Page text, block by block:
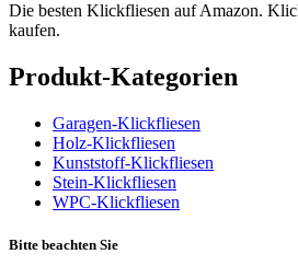
Die besten Klickfliesen auf Amazon.
kaufen.
Produkt-Kategorien
Garagen-Klickfliesen
Holz-Klickfliesen
Kunststoff-Klickfliesen
Stein-Klickfliesen
WPC-Klickfliesen
Bitte beachten Sie